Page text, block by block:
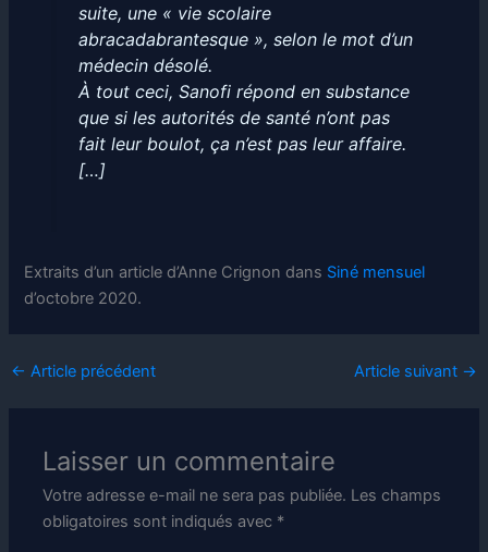
suite, une « vie scolaire
abracadabrantesque », selon le mot d’un
médecin désolé.
À tout ceci, Sanofi répond en substance
que si les autorités de santé n’ont pas
fait leur boulot, ça n’est pas leur affaire.
[…]
Extraits d’un article d’Anne Crignon dans Siné mensuel
d’octobre 2020.
← Article précédent Article suivant →
Laisser un commentaire
Votre adresse e-mail ne sera pas publiée. Les champs
obligatoires sont indiqués avec *